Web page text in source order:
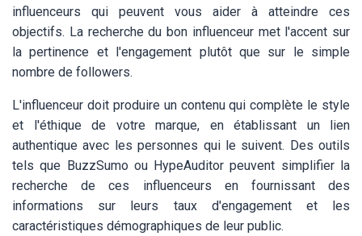
influenceurs qui peuvent vous aider à atteindre ces
objectifs. La recherche du bon influenceur met l'accent sur
la pertinence et l'engagement plutôt que sur le simple
nombre de followers.
L'influenceur doit produire un contenu qui complète le style
et l'éthique de votre marque, en établissant un lien
authentique avec les personnes qui le suivent. Des outils
tels que BuzzSumo ou HypeAuditor peuvent simplifier la
recherche de ces influenceurs en fournissant des
informations sur leurs taux d'engagement et les
caractéristiques démographiques de leur public.